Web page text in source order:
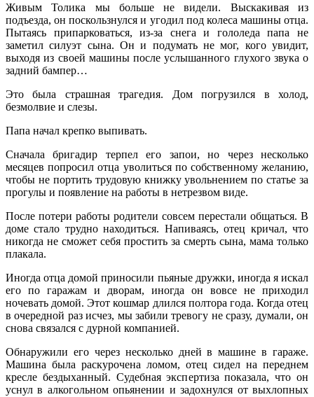
Живым Толика мы больше не видели. Выскакивая из
подъезда, он поскользнулся и угодил под колеса машины отца.
Пытаясь припарковаться, из-за снега и гололеда папа не
заметил силуэт сына. Он и подумать не мог, кого увидит,
выходя из своей машины после услышанного глухого звука о
задний бампер…
Это была страшная трагедия. Дом погрузился в холод,
безмолвие и слезы.
Папа начал крепко выпивать.
Сначала бригадир терпел его запои, но через несколько
месяцев попросил отца уволиться по собственному желанию,
чтобы не портить трудовую книжку увольнением по статье за
прогулы и появление на работы в нетрезвом виде.
После потери работы родители совсем перестали общаться. В
доме стало трудно находиться. Напиваясь, отец кричал, что
никогда не сможет себя простить за смерть сына, мама только
плакала.
Иногда отца домой приносили пьяные дружки, иногда я искал
его по гаражам и дворам, иногда он вовсе не приходил
ночевать домой. Этот кошмар длился полтора года. Когда отец
в очередной раз исчез, мы забили тревогу не сразу, думали, он
снова связался с дурной компанией.
Обнаружили его через несколько дней в машине в гараже.
Машина была раскурочена ломом, отец сидел на переднем
кресле бездыханный. Судебная экспертиза показала, что он
уснул в алкогольном опьянении и задохнулся от выхлопных